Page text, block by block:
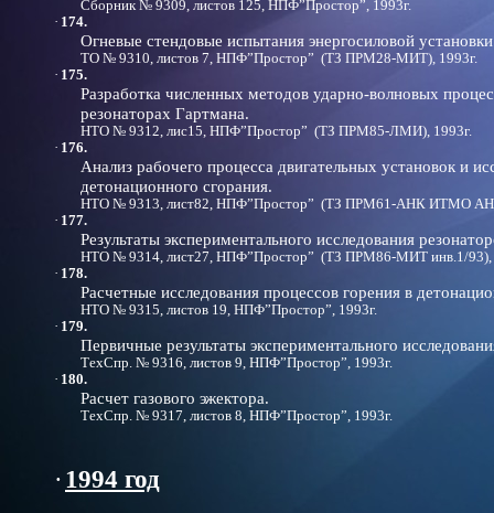
Сборник № 9309, листов 125, НПФ”Простор”, 1993г.
· 174.
Огневые стендовые испытания энергосиловой
ТО № 9310, листов 7, НПФ”Простор” (ТЗ ПРМ28-МИТ), 1993г.
· 175.
Разработка численных методов ударно-волновых
резонаторах Гартмана.
НТО № 9312, лис15, НПФ”Простор” (ТЗ ПРМ85-ЛМИ), 1993г.
· 176.
Анализ рабочего процесса двигательных установок и
детонационного сгорания.
НТО № 9313, лист82, НПФ”Простор” (ТЗ ПРМ61-АНК ИТМО АН
· 177.
Результаты экспериментального исследования
НТО № 9314, лист27, НПФ”Простор” (ТЗ ПРМ86-МИТ инв.1/93),
· 178.
Расчетные исследования процессов горения в
НТО № 9315, листов 19, НПФ”Простор”, 1993г.
· 179.
Первичные результаты экспериментального
ТехСпр. № 9316, листов 9, НПФ”Простор”, 1993г.
· 180.
Расчет газового эжектора.
ТехСпр. № 9317, листов 8, НПФ”Простор”, 1993г.
·1994 год